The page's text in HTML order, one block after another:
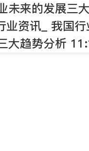
未来的发展三
业资讯_ 我国
大趋势分析